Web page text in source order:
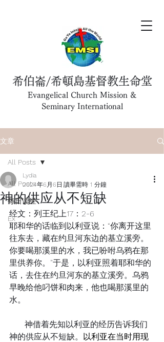
希伯崙/希頓島基督教生命堂
Evangelical Church Mission &
Seminary International
文章
All Posts
每日读经
Ex
All Posts
神的供应从不短缺
Lydia
2024年6月6日 讀畢需時 1 分鐘
经文：列王纪上17：2-6
耶和华的话临到以利亚说：“你离开这里
往东去，藏在约旦河东边的基立溪旁。
你要喝那溪里的水，我已吩咐乌鸦在那
里供养你。”于是，以利亚照着耶和华的
话，去住在约旦河东的基立溪旁。乌鸦
早晚给他叼饼和肉来，他也喝那溪里的
水。
神借着先知以利亚的经历告诉我们
神的供应从不短缺。 以利亚在当时用现